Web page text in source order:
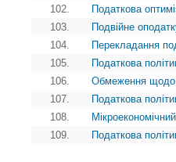
102.
Податкова
103.
Подвійне
104.
Перекладання
105.
Податкова
106.
Обмеження щодо
107.
Податкова
108.
109.
Податкова